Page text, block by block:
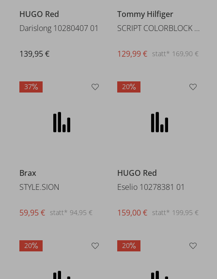
37
Brax
STYLE.SION
statt* 94,95 €
59,95 €
20
Eselio 10278381 01
20 20